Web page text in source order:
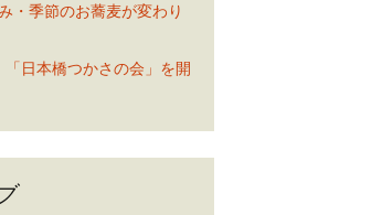
・季節のお蕎麦が変わり
「日本橋つかさの会」を開